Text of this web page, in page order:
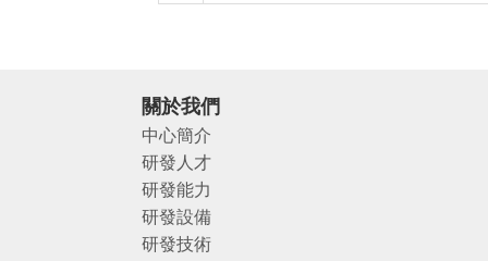
關於我們
中心簡介
研發人才
研發能力
研發設備
研發技術